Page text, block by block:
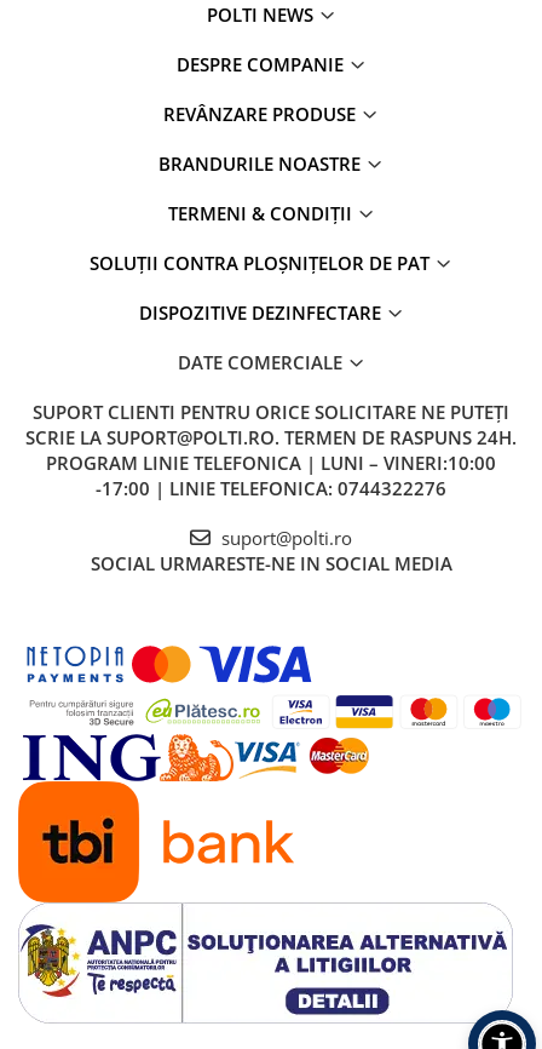
POLTI NEWS
DESPRE COMPANIE
REVÂNZARE PRODUSE
BRANDURILE NOASTRE
TERMENI & CONDIȚII
SOLUȚII CONTRA PLOȘNIȚELOR DE PAT
DISPOZITIVE DEZINFECTARE
DATE COMERCIALE
SUPORT CLIENTI PENTRU ORICE SOLICITARE NE PUTEȚI
SCRIE LA SUPORT@POLTI.RO. TERMEN DE RASPUNS 24H.
PROGRAM LINIE TELEFONICA | LUNI – VINERI:10:00
-17:00 | LINIE TELEFONICA: 0744322276
suport@polti.ro
SOCIAL URMARESTE-NE IN SOCIAL MEDIA